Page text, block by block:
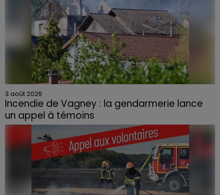
3 août 2026
Incendie de Vagney : la gendarmerie lance
un appel à témoins
Le feu, parti d'une haie avant de se propager au
quartier résidentiel, avait détruit deux habitations et
contraint à l'évacuation d'une centaine de personnes.